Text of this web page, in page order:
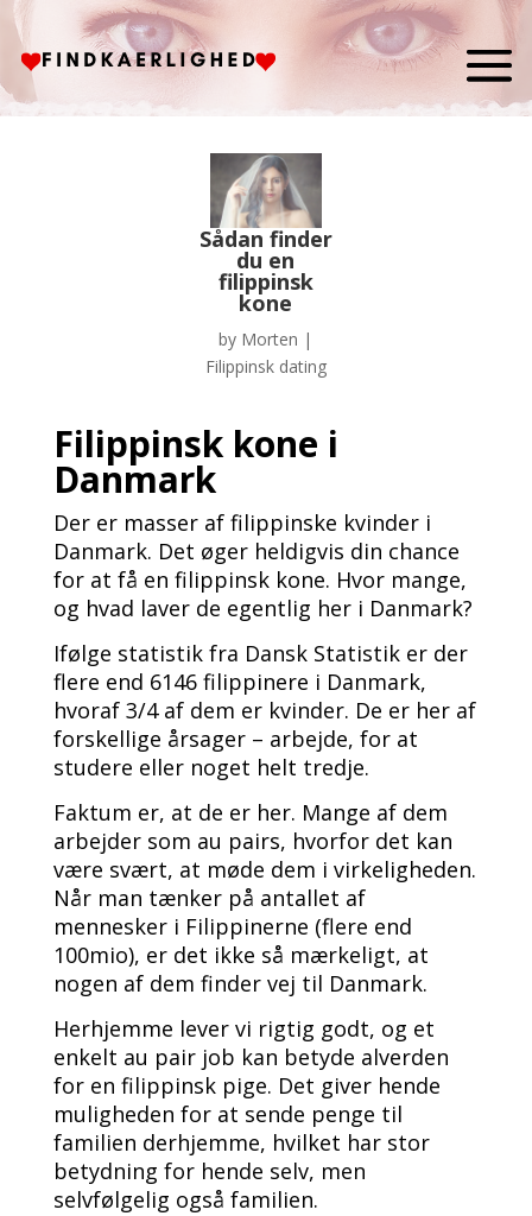
Sådan finder
du en
filippinsk
kone
by Morten |
Filippinsk dating
Filippinsk kone i
Danmark
Der er masser af filippinske kvinder i
Danmark. Det øger heldigvis din chance
for at få en filippinsk kone. Hvor mange,
og hvad laver de egentlig her i Danmark?
Ifølge statistik fra Dansk Statistik er der
flere end 6146 filippinere i Danmark,
hvoraf 3/4 af dem er kvinder. De er her af
forskellige årsager – arbejde, for at
studere eller noget helt tredje.
Faktum er, at de er her. Mange af dem
arbejder som au pairs, hvorfor det kan
være svært, at møde dem i virkeligheden.
Når man tænker på antallet af
mennesker i Filippinerne (flere end
100mio), er det ikke så mærkeligt, at
nogen af dem finder vej til Danmark.
Herhjemme lever vi rigtig godt, og et
enkelt au pair job kan betyde alverden
for en filippinsk pige. Det giver hende
muligheden for at sende penge til
familien derhjemme, hvilket har stor
betydning for hende selv, men
selvfølgelig også familien.